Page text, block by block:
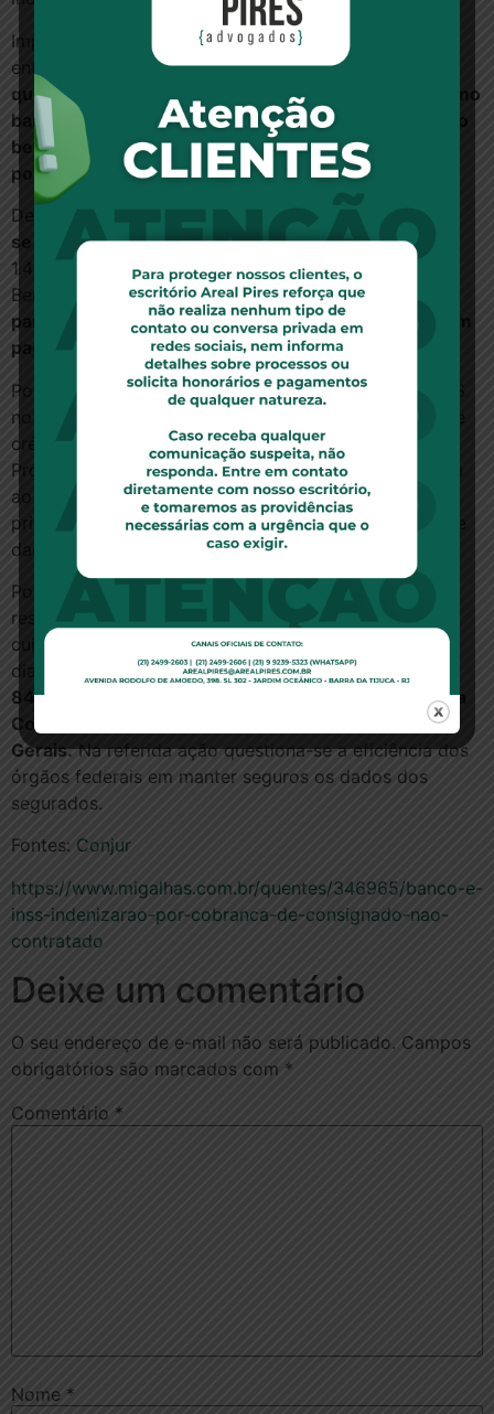
Importa indicar que o Superior Tribunal de Justiça
entende em diversos julgados quenas hipóteses em
que o empréstimo não tenha sido realizado no mesmo
banco em que o aposentado ou pensionista recebe o
benefício, cabe ao INSS reter os valores autorizados
por ele e repassar à instituição financeira credora
Dessa forma,é de responsabilidade do INSS verificar
se houve a efetiva autorização(AgRg no RESP
1.445.011/RS, Segunda Turma, Rel. Min. Herman
Benjamin, DJE 30/11/2016). Isso porquesem a
participação do INSS, a averbação da consignação em
pagamento não teria ocorrido.
Por outro lado, discute-se a responsabilidade do INSS
no tocante ao vazamento de dados para empresas de
créditos, o qual afronta o artigo 26 da Lei Geral de
Proteção de Dados que estabelece vedação expressa
ao Poder Público quanto à transferência a entidades
privadas dos dados pessoais constantes nas bases de
dados a que tenha acesso.
Por esse viés, seria possível também configurar a
responsabilidade do INSS pela falta de dever de
cuidado dos dados pessoais dos beneficiários. Nesse
diapasão, tramita a ação civilpública n°041189-
84.2021.4.01.3800
Instituto de Defesa
Coletiva
Gerais.Na referida ação questiona-se a eficiência dos
órgãos federais em manter seguros os dados dos
segurados.
Fontes: Conjur
https://www.migalhas.com.br/quentes/346965/banco-e-
inss-indenizarao-por-cobranca-de-consignado-nao-
contratado
Deixe um comentário
O seu endereço de e-mail não será publicado. Campos
obrigatórios são marcados com *
Comentário *
Nome *